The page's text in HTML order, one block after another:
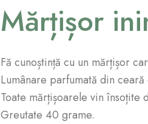
Mărțișor
Fă cunoștință cu un mărțișor
Lumânare parfumată din
Toate mărțișoarele vin însoțite
Greutate 40 grame.